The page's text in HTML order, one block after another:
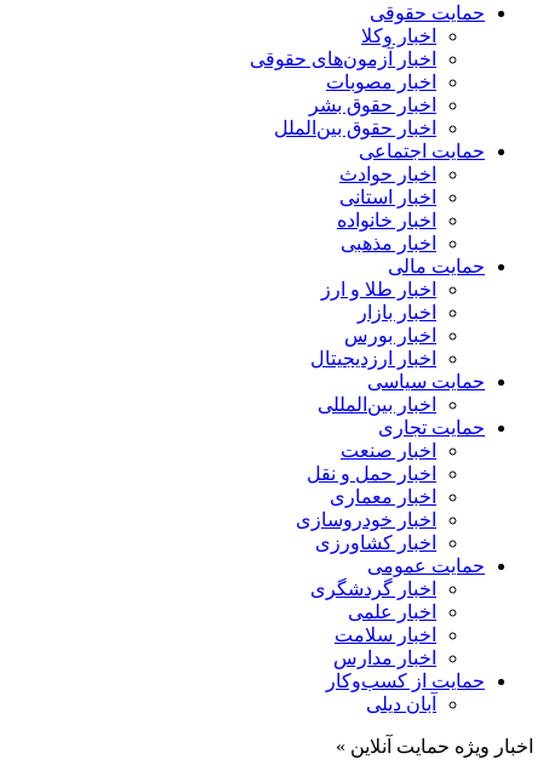
حمایت حقوقی
اخبار وکلا
اخبار آزمون‌های حقوقی
اخبار مصوبات
اخبار حقوق بشر
اخبار حقوق بین‌الملل
حمایت اجتماعی
اخبار حوادث
اخبار استانی
اخبار خانواده
اخبار مذهبی
حمایت مالی
اخبار طلا و ارز
اخبار بازار
اخبار بورس
اخبار ارزدیجیتال
حمایت سیاسی
اخبار بین‌المللی
حمایت تجاری
اخبار صنعت
اخبار حمل و نقل
اخبار معماری
اخبار خودروسازی
اخبار کشاورزی
حمایت عمومی
اخبار گردشگری
اخبار علمی
اخبار سلامت
اخبار مدارس
حمایت از کسب‌وکار
آبان دیلی
اخبار ویژه حمایت آنلاین »